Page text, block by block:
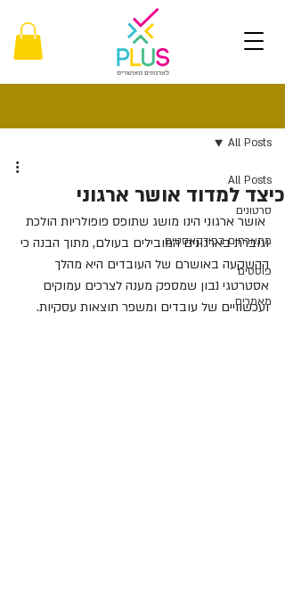
All Posts
סרטונים
מתארחים בפודקאסטים
פוסטים
מאמרים
All Posts
כיצד למדוד אושר ארגוני
אושר ארגוני הינו מושג שתופס פופולריות הולכת
וגוברת בארגונים המובילים בעולם, מתוך הבנה כי
ההשקעה באושרם של העובדים היא מהלך
אסטרטגי נבון שמספק מענה לצרכים עמוקים
ועכשוויים של עובדים ומשפר תוצאות עסקיות.